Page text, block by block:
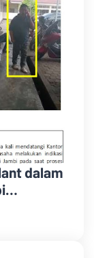
dalam
Peserta